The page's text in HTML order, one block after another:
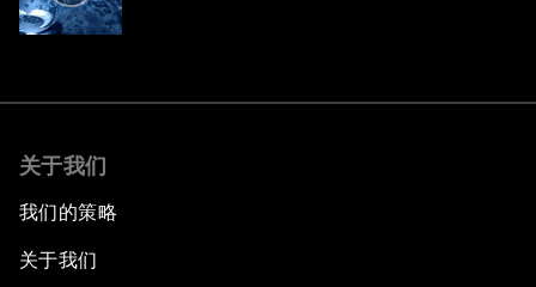
关于我们
我们的策略
关于我们